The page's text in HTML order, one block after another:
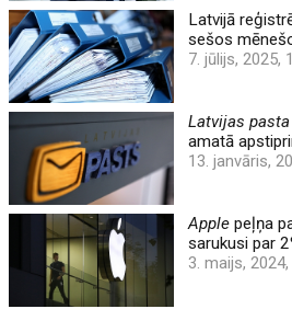
Latvijā
sešos
7. jūlijs, 2025,
Latvijas pasta
amatā
13. janvāris,
Apple peļņa
sarukusi par
3. maijs,